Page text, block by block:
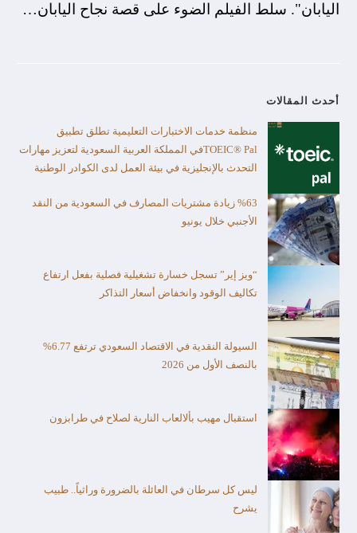
اليابان". سلط الفيلم الضوء على قصة نجاح اليابان…
أحدث المقالات
منظمة خدمات الاختبارات التعليمية تطلق تطبيق
TOEIC® Palفي المملكة العربية السعودية لتعزيز مهارات
التحدث بالإنجليزية في بيئة العمل لدى الكوادر الوطنية
%63 زيادة مشتريات المصارف في السعودية من النقد
الأجنبي خلال يونيو
“ويز إير” تسجل خسارة تشغيلية فصلية بفعل ارتفاع
تكاليف الوقود وانخفاض أسعار التذاكر
السيولة النقدية في الاقتصاد السعودي ترتفع 6.77%
بالنصف الأول من 2026
استقبال مهيب بألالعاب النارية لصلاح في طرابزون
ليس كل سرطان في العائلة بالضرورة وراثياً.. طبيب
يشرح